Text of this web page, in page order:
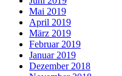
Mai 2019
April 2019
März 2019
Februar 2019
Januar 2019
Dezember 2018